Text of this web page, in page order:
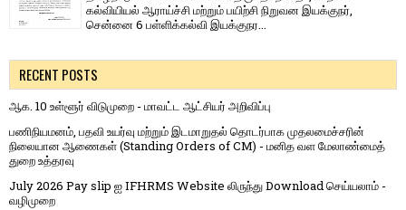
கல்வியியல் ஆராய்ச்சி மற்றும் பயிற்சி நிறுவன இயக்குநர்,
சென்னை 6 பள்ளிக்கல்வி இயக்குநர...
RECENT POSTS
ஆக. 10 உள்ளூர் விடுமுறை - மாவட்ட ஆட்சியர் அறிவிப்பு
பணிநியமனம், பதவி உயர்வு மற்றும் இடமாறுதல் தொடர்பாக முதலமைச்சரின்
நிலையான ஆணைகள் (Standing Orders of CM) - மனித வள மேலாண்மைத்
துறை உத்தரவு
July 2026 Pay slip ஐ IFHRMS Website லிருந்து Download செய்யலாம் -
வழிமுறை